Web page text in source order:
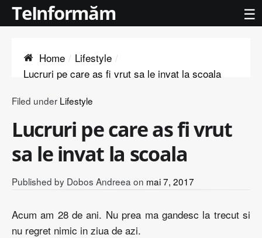
TeInformăm ☰
Home
Lifestyle
Lucruri pe care as fi vrut sa le invat la scoala
Filed under Lifestyle
Lucruri pe care as fi vrut
sa le invat la scoala
Published by Dobos Andreea on mai 7, 2017
Acum am 28 de ani. Nu prea ma gandesc la trecut si
nu regret nimic in ziua de azi.